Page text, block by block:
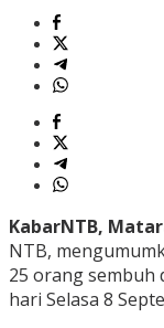
KabarNTB,
NTB,
25 orang sembuh
hari Selasa 8